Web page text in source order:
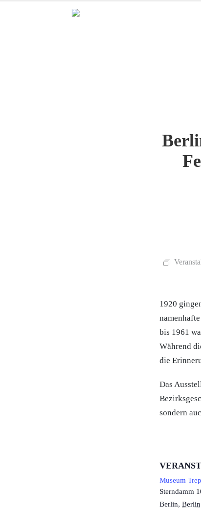
1920
bis 1961
Während
die
Das
sondern
Museum
Sterndamm
Berlin, Berlin